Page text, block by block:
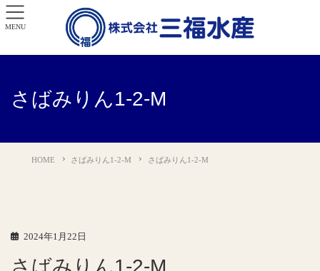
さばみりん1-2-M
HOME さばみりん1-2-M さばみりん1-2-M
2024年1月22日
さばみりん1-2-M
MENU